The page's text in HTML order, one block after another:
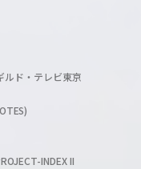
ド・テレビ東京
INDEX II